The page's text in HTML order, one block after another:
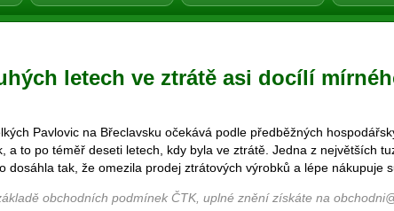
letech ve ztrátě asi docílí
Pavlovic na Břeclavsku očekává podle předběžných
a to po téměř deseti letech, kdy byla ve ztrátě. Jedna z největších
dosáhla tak, že omezila prodej ztrátových výrobků a lépe nákupuje
obchodních podmínek ČTK, uplné znění získáte na